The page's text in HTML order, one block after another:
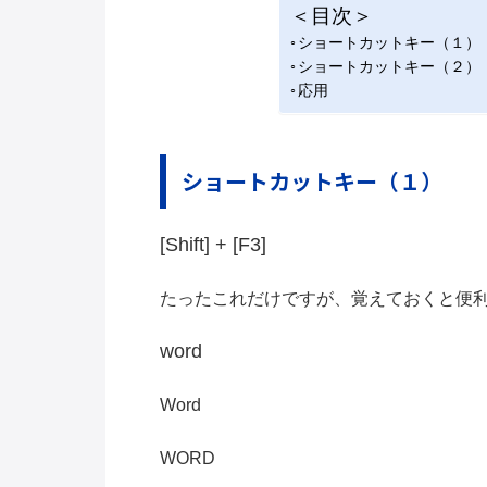
＜目次＞
ショートカットキー（１）
ショートカットキー（２）
応用
ショートカットキー（１）
[Shift] + [F3]
たったこれだけですが、覚えておくと便
word
Word
WORD